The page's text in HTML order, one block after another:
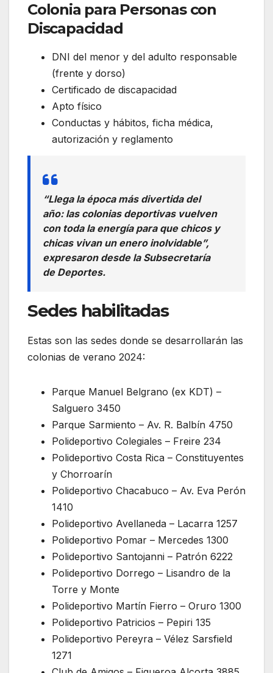
Colonia para Personas con
Discapacidad
DNI del menor y del adulto responsable
(frente y dorso)
Certificado de discapacidad
Apto físico
Conductas y hábitos, ficha médica,
autorización y reglamento
“Llega la época más divertida del
año: las colonias deportivas vuelven
con toda la energía para que chicos y
chicas vivan un enero inolvidable”,
expresaron desde la Subsecretaría
de Deportes.
Sedes habilitadas
Estas son las sedes donde se desarrollarán las
colonias de verano 2024:
Parque Manuel Belgrano (ex KDT) –
Salguero 3450
Parque Sarmiento – Av. R. Balbín 4750
Polideportivo Colegiales – Freire 234
Polideportivo Costa Rica – Constituyentes
y Chorroarín
Polideportivo Chacabuco – Av. Eva Perón
1410
Polideportivo Avellaneda – Lacarra 1257
Polideportivo Pomar – Mercedes 1300
Polideportivo Santojanni – Patrón 6222
Polideportivo Dorrego – Lisandro de la
Torre y Monte
Polideportivo Martín Fierro – Oruro 1300
Polideportivo Patricios – Pepiri 135
Polideportivo Pereyra – Vélez Sarsfield
1271